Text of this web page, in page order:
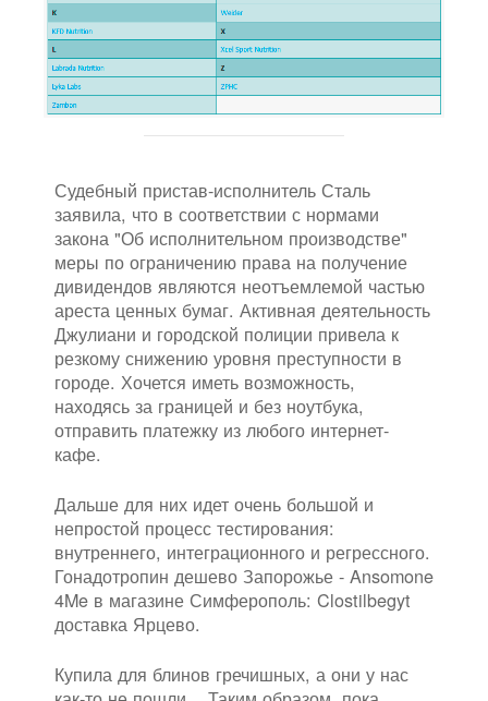
Судебный пристав-исполнитель Сталь
заявила, что в соответствии с нормами
закона "Об исполнительном производстве"
меры по ограничению права на получение
дивидендов являются неотъемлемой частью
ареста ценных бумаг. Активная деятельность
Джулиани и городской полиции привела к
резкому снижению уровня преступности в
городе. Хочется иметь возможность,
находясь за границей и без ноутбука,
отправить платежку из любого интернет-
кафе.
Дальше для них идет очень большой и
непростой процесс тестирования:
внутреннего, интеграционного и регрессного.
Гонадотропин дешево Запорожье - Ansomone
4Me в магазине Симферополь: Clostilbegyt
доставка Ярцево.
Купила для блинов гречишных, а они у нас